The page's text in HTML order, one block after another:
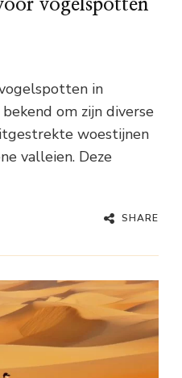
vogelspotten
in
om zijn diverse
woestijnen
valleien. Deze
SHARE